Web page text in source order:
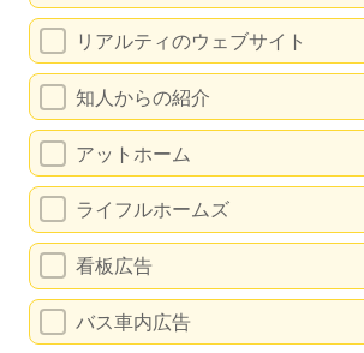
リアルティのウェブサイト
知人からの紹介
アットホーム
ライフルホームズ
看板広告
バス車内広告